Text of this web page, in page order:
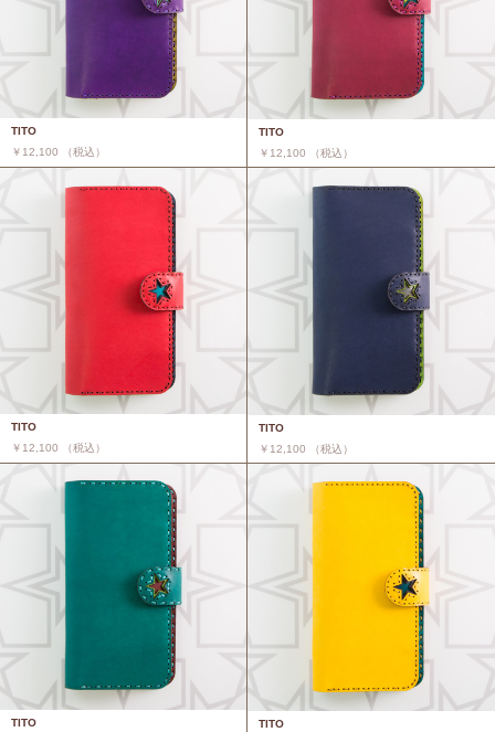
TITO
￥12,100 （税込）
TITO
￥12,100 （税込）
TITO
￥12,100 （税込）
TITO
￥12,100 （税込）
TITO
TITO